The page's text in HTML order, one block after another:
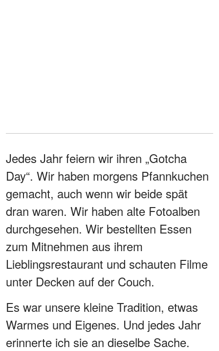
Jedes Jahr feiern wir ihren „Gotcha
Day“. Wir haben morgens Pfannkuchen
gemacht, auch wenn wir beide spät
dran waren. Wir haben alte Fotoalben
durchgesehen. Wir bestellten Essen
zum Mitnehmen aus ihrem
Lieblingsrestaurant und schauten Filme
unter Decken auf der Couch.
Es war unsere kleine Tradition, etwas
Warmes und Eigenes. Und jedes Jahr
erinnerte ich sie an dieselbe Sache.